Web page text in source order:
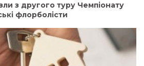
з другого туру Чемпіонату
флорболісти